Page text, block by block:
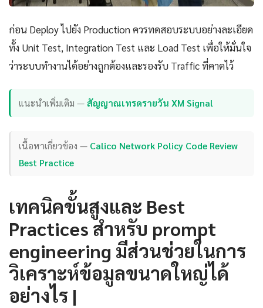
ก่อน Deploy ไปยัง Production ควรทดสอบระบบอย่างละเอียด
ทั้ง Unit Test, Integration Test และ Load Test เพื่อให้มั่นใจ
ว่าระบบทำงานได้อย่างถูกต้องและรองรับ Traffic ที่คาดไว้
แนะนำเพิ่มเติม —สัญญาณเทรดรายวัน XM Signal
เนื้อหาเกี่ยวข้อง — Calico Network Policy Code Review
Best Practice
เทคนิคขั้นสูงและ Best
Practices สำหรับ prompt
engineering มีส่วนช่วยในการ
วิเคราะห์ข้อมูลขนาดใหญ่ได้
อย่างไร |